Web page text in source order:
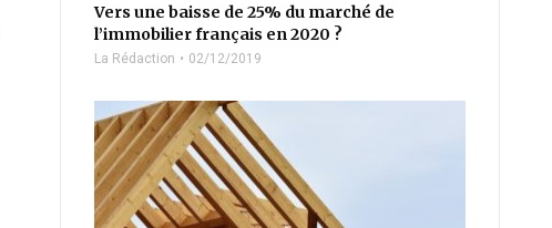
Vers une baisse de 25% du marché de
l’immobilier français en 2020 ?
La Rédaction 02/12/2019